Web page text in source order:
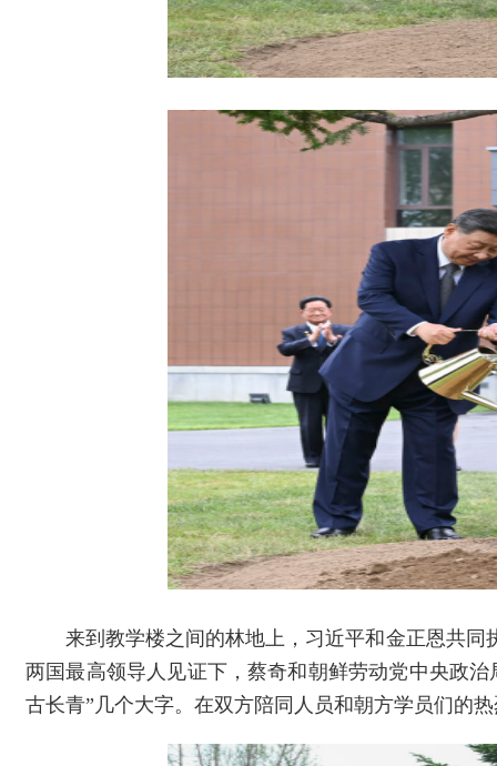
来到教学楼之间的林地上，习近平和金正恩共
两国最高领导人见证下，蔡奇和朝鲜劳动党中央政
古长青”几个大字。在双方陪同人员和朝方学员们的